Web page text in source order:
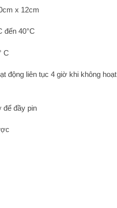
x 12cm
đến 40°C
C
động liên tục 4 giờ khi không hoạt
để đầy pin